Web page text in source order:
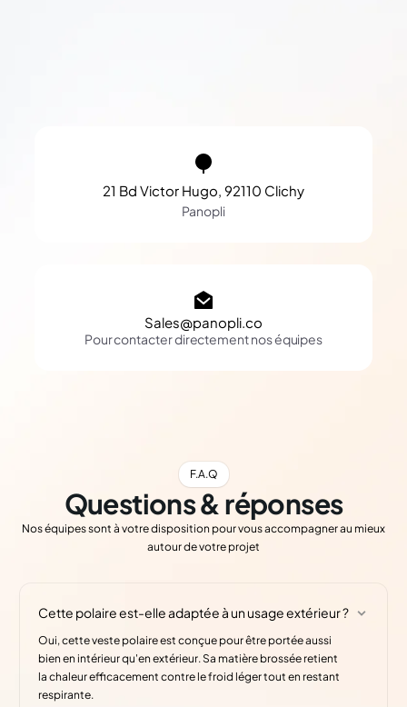
21 Bd Victor Hugo, 92110 Clichy
Panopli
Sales@panopli.co
Pour contacter directement nos équipes
F.A.Q
Questions & réponses
Nos équipes sont à votre disposition pour vous accompagner au mieux
autour de votre projet
Cette polaire est-elle adaptée à un usage extérieur ?
Oui, cette veste polaire est conçue pour être portée aussi
bien en intérieur qu'en extérieur. Sa matière brossée retient
la chaleur efficacement contre le froid léger tout en restant
respirante.